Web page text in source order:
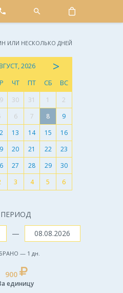
ИЛИ НЕСКОЛЬКО ДНЕЙ
2026 >
ЧТ ПТ СБ
ВС
30 31 1
2
6 7 8
9
13 14 15
16
20 21 22
23
27 28 29
30
3 4 5 6
ПЕРИОД
—
— 1 дн.
900
единицу